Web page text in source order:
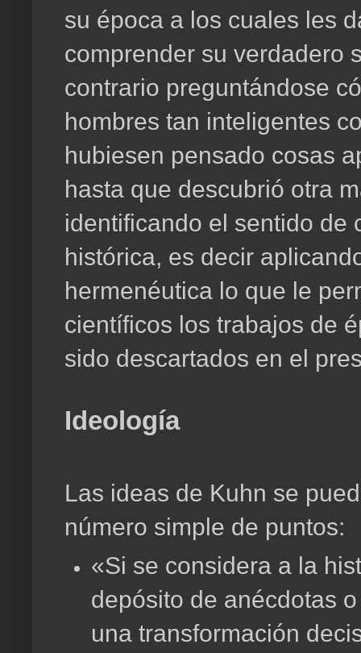
su época a los cuales les
comprender su verdadero
contrario preguntándose
hombres tan inteligentes
hubiesen pensado cosas
hasta que descubrió otra
identificando el sentido de
histórica, es decir
hermenéutica lo que le
científicos los trabajos de
sido descartados en el
Ideología
Las ideas de Kuhn se
número simple de puntos:
«Si se considera a la
depósito de anécdotas
una transformación